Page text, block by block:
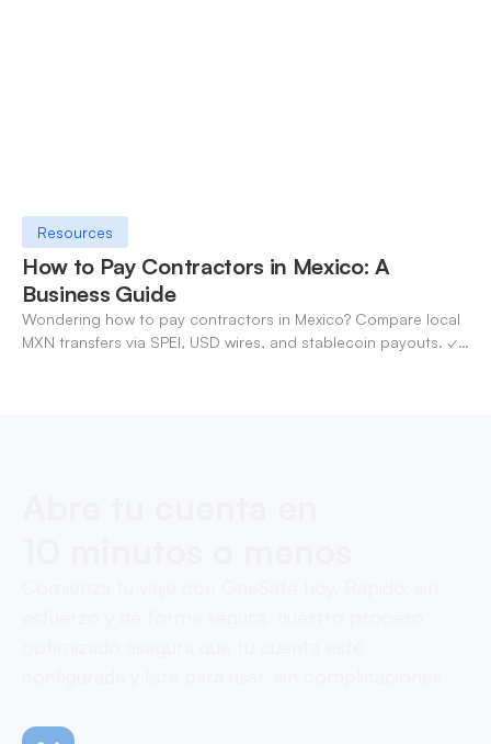
Resources
How to Pay Contractors in Mexico: A
Business Guide
Wondering how to pay contractors in Mexico? Compare local
MXN transfers via SPEI, USD wires, and stablecoin payouts. ✓